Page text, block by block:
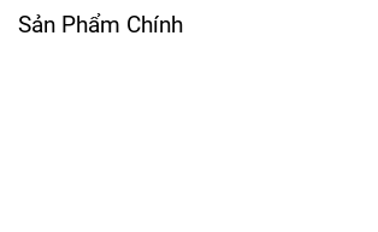
Sản Phẩm Chính